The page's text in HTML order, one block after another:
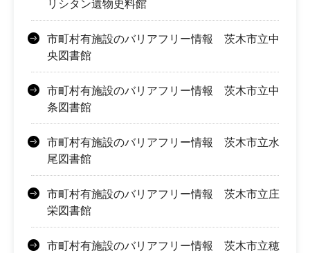
リシタン遺物史料館
市町村有施設のバリアフリー情報 茨木市立中
央図書館
市町村有施設のバリアフリー情報 茨木市立中
条図書館
市町村有施設のバリアフリー情報 茨木市立水
尾図書館
市町村有施設のバリアフリー情報 茨木市立庄
栄図書館
市町村有施設のバリアフリー情報 茨木市立穂